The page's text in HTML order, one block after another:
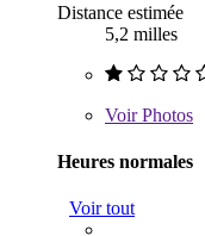
Distance estimée
5,2 milles
VoirPhotos
Heures normales
Voir tout